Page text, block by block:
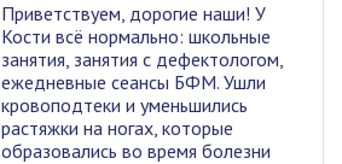
Приветствуем, дорогие наши! У
Кости всё нормально: школьные
занятия, занятия с дефектологом,
ежедневные сеансы БФМ. Ушли
кровоподтеки и уменьшились
растяжки на ногах, которые
образовались во время болезни